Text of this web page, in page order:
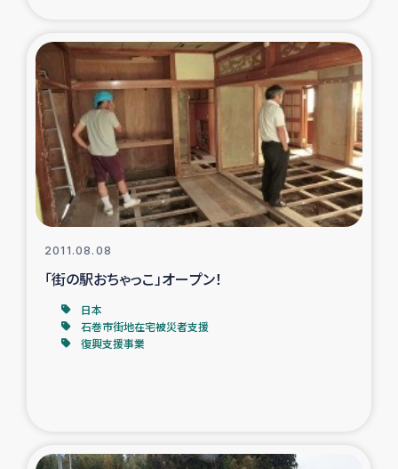
石巻市街地在宅被災者支援
復興応援隊の活動
仮設住宅生活支援・農業復興支援
漁業復興支援
経済自立支援事業
2011.08.08
「街の駅おちゃっこ」オープン！
日本
石巻市街地在宅被災者支援
復興支援事業